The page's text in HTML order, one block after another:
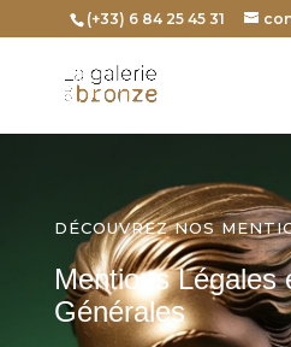
(+33) 6 84 25 45 31
DÉCOUVREZ NOS
Mentions Légales
Générales